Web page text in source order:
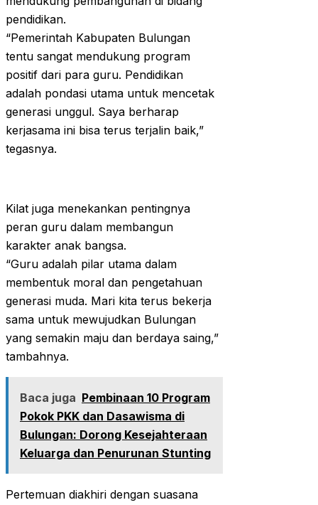
pendidikan.
“Pemerintah Kabupaten Bulungan
tentu sangat mendukung program
positif dari para guru. Pendidikan
adalah pondasi utama untuk mencetak
generasi unggul. Saya berharap
kerjasama ini bisa terus terjalin baik,”
tegasnya.
Kilat juga menekankan pentingnya
peran guru dalam membangun
karakter anak bangsa.
“Guru adalah pilar utama dalam
membentuk moral dan pengetahuan
generasi muda. Mari kita terus bekerja
sama untuk mewujudkan Bulungan
yang semakin maju dan berdaya saing,”
tambahnya.
Baca juga Pembinaan 10 Program
Pokok PKK dan Dasawisma di
Bulungan: Dorong Kesejahteraan
Keluarga dan Penurunan Stunting
Pertemuan diakhiri dengan suasana